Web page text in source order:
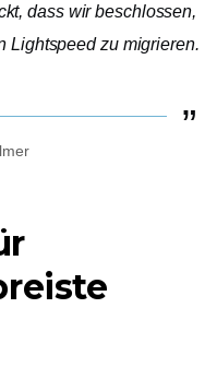
dass wir beschlossen,
Lightspeed zu migrieren.